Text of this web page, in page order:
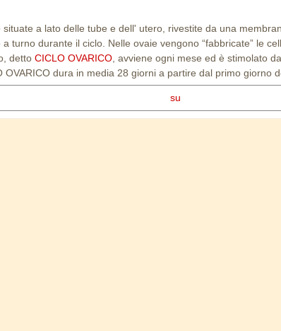
a lato delle tube e dell' utero, rivestite da una
turno durante il ciclo. Nelle ovaie vengono “fabbricate” le
dettoCICLO OVARICO , avviene ogni mese ed è stimolato
OVARICO dura in media 28 giorni a partire dal primo giorno
su